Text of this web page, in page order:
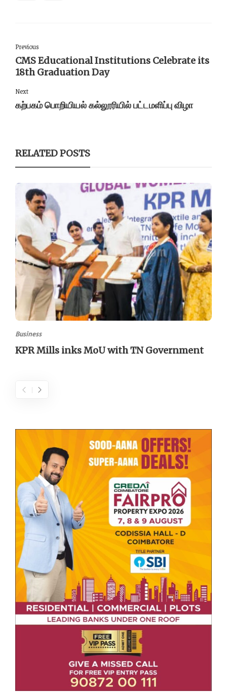
Previous
CMS Educational Institutions Celebrate its
18th Graduation Day
Next
கற்பகம் பொறியியல் கல்லூரியில் பட்டமளிப்பு விழா
RELATED POSTS
Business
KPR Mills inks MoU with TN Government